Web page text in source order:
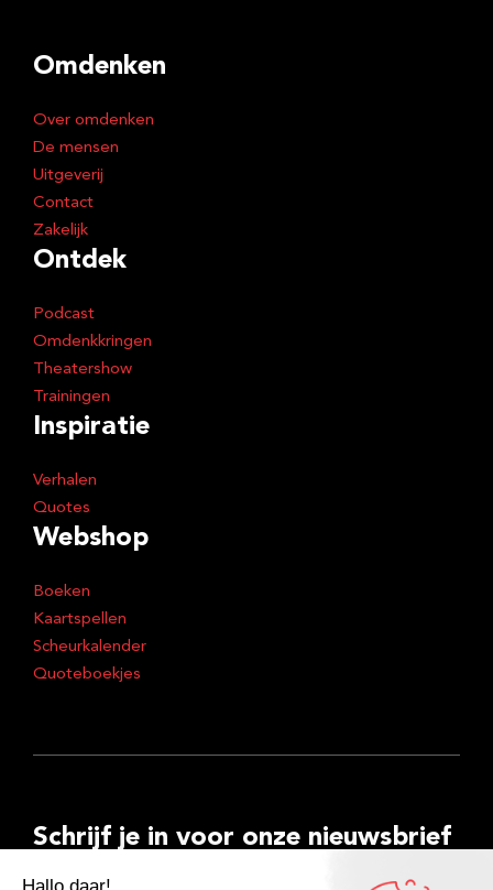
Omdenken
Over omdenken
De mensen
Uitgeverij
Contact
Zakelijk
Ontdek
Podcast
Omdenkkringen
Theatershow
Trainingen
Inspiratie
Verhalen
Quotes
Webshop
Boeken
Kaartspellen
Scheurkalender
Quoteboekjes
Schrijf je in voor onze nieuwsbrief